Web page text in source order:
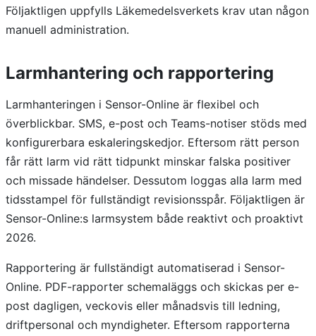
Följaktligen uppfylls Läkemedelsverkets krav utan någon
manuell administration.
Larmhantering och rapportering
Larmhanteringen i Sensor-Online är flexibel och
överblickbar. SMS, e-post och Teams-notiser stöds med
konfigurerbara eskaleringskedjor. Eftersom rätt person
får rätt larm vid rätt tidpunkt minskar falska positiver
och missade händelser. Dessutom loggas alla larm med
tidsstampel för fullständigt revisionsspår. Följaktligen är
Sensor-Online:s larmsystem både reaktivt och proaktivt
2026.
Rapportering är fullständigt automatiserad i Sensor-
Online. PDF-rapporter schemaläggs och skickas per e-
post dagligen, veckovis eller månadsvis till ledning,
driftpersonal och myndigheter. Eftersom rapporterna